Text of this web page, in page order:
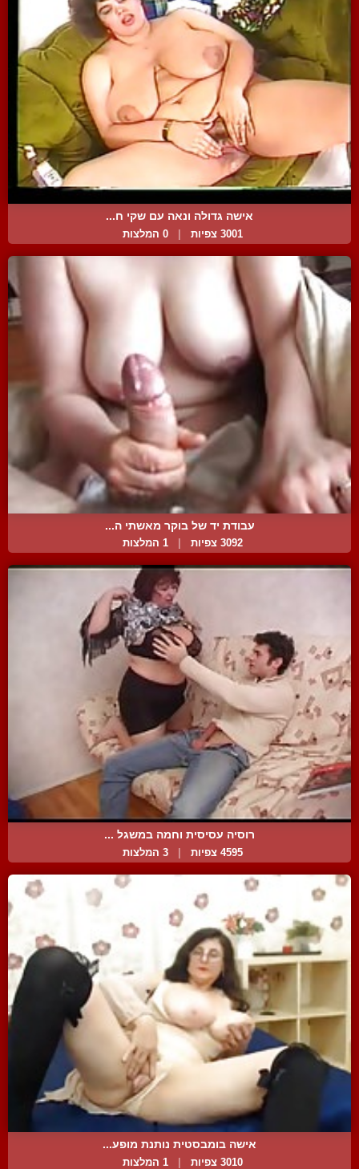
אישה גדולה ונאה עם שקי ח...
3001 צפיות | 0 המלצות
עבודת יד של בוקר מאשתי ה...
3092 צפיות 1 המלצות
רוסיה עסיסית וחמה במשגל ...
4595 צפיות 3 המלצות
אישה בומבסטית נותנת מופע...
3010 צפיות 1 המלצות